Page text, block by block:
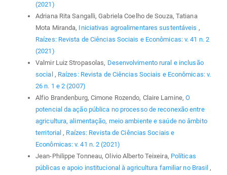
(2021)
Adriana Rita Sangalli, Gabriela Coelho de Souza, Tatiana
Mota Miranda, Iniciativas agroalimentares sustentáveis ,
Raízes: Revista de Ciências Sociais e Econômicas: v. 41 n. 2
(2021)
Valmir Luiz Stropasolas, Desenvolvimento rural e inclusão
social , Raízes: Revista de Ciências Sociais e Econômicas: v.
26 n. 1 e 2 (2007)
Alfio Brandenburg, Cimone Rozendo, Claire Lamine,O
potencial da ação pública no processo de reconexão entre
agricultura, alimentação, meio ambiente e saúde no âmbito
territorial, Raízes: Revista de Ciências Sociais e
Econômicas: v. 41 n. 2 (2021)
Jean-Philippe Tonneau, Olivio Alberto Teixeira, Políticas
públicas e apoio institucional à agricultura familiar no Brasil,